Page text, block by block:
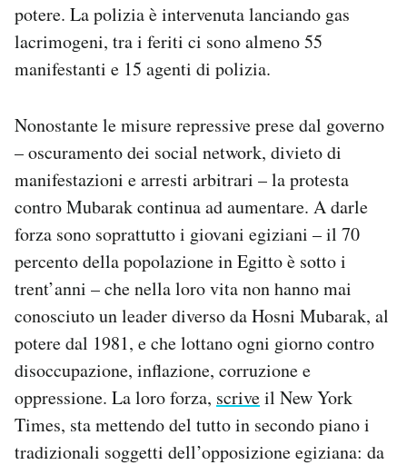
Notifiche mobile
Regala il Post
Hai bisogno di aiuto?
Esci
potere. La polizia è intervenuta lanciando gas
lacrimogeni, tra i feriti ci sono almeno 55
manifestanti e 15 agenti di polizia.
Nonostante le misure repressive prese dal governo
– oscuramento dei social network, divieto di
manifestazioni e arresti arbitrari – la protesta
contro Mubarak continua ad aumentare. A darle
forza sono soprattutto i giovani egiziani – il 70
percento della popolazione in Egitto è sotto i
trent’anni – che nella loro vita non hanno mai
conosciuto un leader diverso da Hosni Mubarak, al
potere dal 1981, e che lottano ogni giorno contro
disoccupazione, inflazione, corruzione e
oppressione. La loro forza, scriveil New York
Times, sta mettendo del tutto in secondo piano i
tradizionali soggetti dell’opposizione egiziana: da